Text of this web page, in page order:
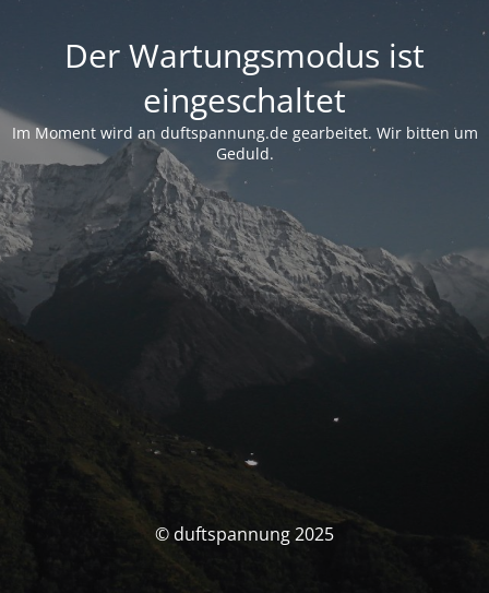
Der Wartungsmodus ist
eingeschaltet
Im Moment wird an duftspannung.de gearbeitet. Wir bitten um
Geduld.
© duftspannung 2025